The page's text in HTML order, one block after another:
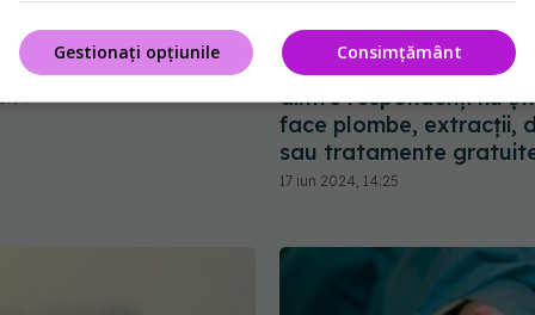
diferența dintre CAS și
trebuie să plătească
sănătate și pensie
Asigurarea de
și servicii
studiu al CMSR arată
dintre respondenți nu
face plombe, extracții,
sau tratamente
17 iun 2024, 14:25
Consimțământ
Gestionați opțiunile